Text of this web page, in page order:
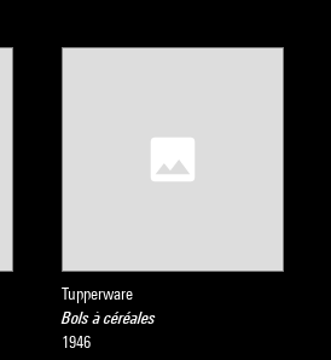
Tupperware
Bols à céréales
1946